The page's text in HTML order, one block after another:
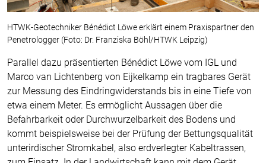
HTWK-Geotechniker Bénédict Löwe erklärt einem Praxispartner den
Penetrologger (Foto: Dr. Franziska Böhl/HTWK Leipzig)
Parallel dazu präsentierten Bénédict Löwe vom IGL und
Marco van Lichtenberg von Eijkelkamp ein tragbares Gerät
zur Messung des Eindringwiderstands bis in eine Tiefe von
etwa einem Meter. Es ermöglicht Aussagen über die
Befahrbarkeit oder Durchwurzelbarkeit des Bodens und
kommt beispielsweise bei der Prüfung der Bettungsqualität
unterirdischer Stromkabel, also erdverlegter Kabeltrassen,